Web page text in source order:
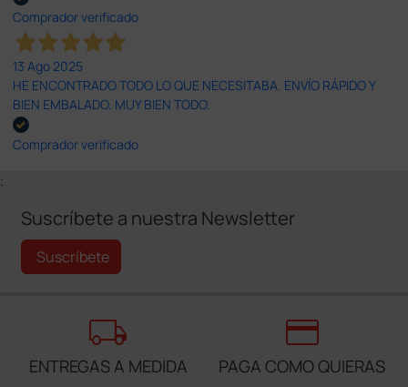
Comprador verificado
13 Ago 2025
HE ENCONTRADO TODO LO QUE NECESITABA. ENVÍO RÁPIDO Y
BIEN EMBALADO. MUY BIEN TODO.
Comprador verificado
;
Suscríbete a nuestra Newsletter
Suscríbete
local_shipping
ENTREGAS A MEDIDA
credit_card
PAGA COMO QUIERAS